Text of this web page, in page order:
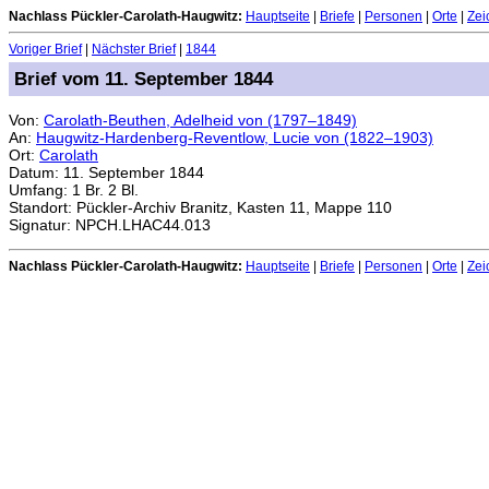
Nachlass Pückler-Carolath-Haugwitz: Hauptseite Briefe Personen Orte
Voriger Brief| Nächster Brief| 1844
Brief vom 11. September 1844
Von: Carolath-Beuthen, Adelheid von (1797–1849)
An: Haugwitz-Hardenberg-Reventlow, Lucie von (1822–1903)
Ort: Carolath
Datum: 11. September 1844
Umfang: 1 Br. 2 Bl.
Standort: Pückler-Archiv Branitz, Kasten 11, Mappe 110
Signatur: NPCH.LHAC44.013
Nachlass Pückler-Carolath-Haugwitz: Hauptseite Briefe Personen Orte